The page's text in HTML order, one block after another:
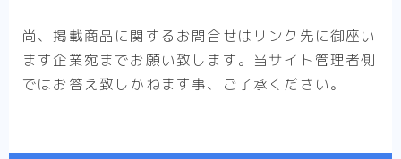
尚、掲載商品に関するお問合せはリンク先に御座い
ます企業宛までお願い致します。当サイト管理者側
ではお答え致しかねます事、ご了承ください。